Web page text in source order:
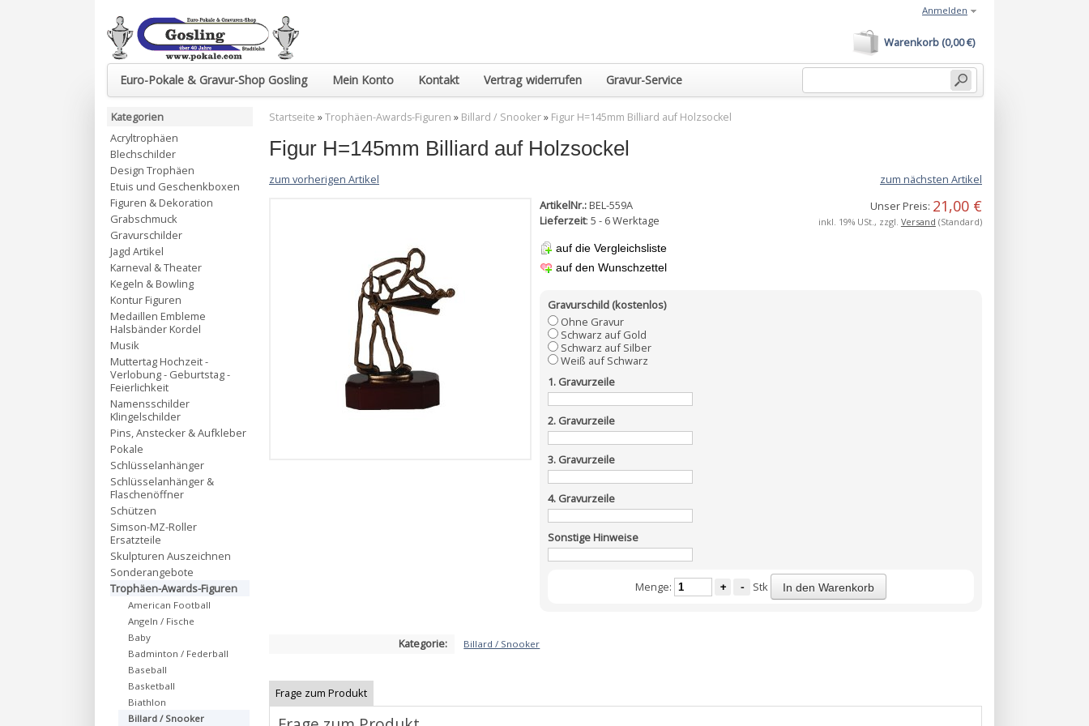
Euro-Pokale & Gravur-Shop Gosling Mein Konto Kontakt Vertrag widerrufen Gravur-Service
Warenkorb (0,00 €)
Anmelden
Startseite »Trophäen-Awards-Figuren » Billard / Snooker» Figur H=145mm Billiard auf Holzsockel
Figur H=145mm Billiard auf Holzsockel
zum vorherigen Artikel
zum nächsten Artikel
ArtikelNr.: BEL-559A
Lieferzeit: 5 - 6 Werktage
auf die Vergleichsliste
auf den Wunschzettel
Unser Preis: 21,00 €
inkl. 19% USt., zzgl. Versand (Standard)
Gravurschild (kostenlos)
Ohne Gravur
Schwarz auf Gold
Schwarz auf Silber
Weiß auf Schwarz
1. Gravurzeile
2. Gravurzeile
3. Gravurzeile
4. Gravurzeile
Sonstige Hinweise
Menge: + - Stk In den Warenkorb
Kategorie: Billard / Snooker
Frage zum Produkt
Kategorien
Acryltrophäen
Blechschilder
Design Trophäen
Etuis und Geschenkboxen
Figuren & Dekoration
Grabschmuck
Gravurschilder
Jagd Artikel
Karneval & Theater
Kegeln & Bowling
Kontur Figuren
Medaillen Embleme
Halsbänder Kordel
Musik
Muttertag Hochzeit -
Verlobung - Geburtstag -
Feierlichkeit
Namensschilder
Klingelschilder
Pins, Anstecker & Aufkleber
Pokale
Schlüsselanhänger
Schlüsselanhänger &
Flaschenöffner
Schützen
Simson-MZ-Roller
Ersatzteile
Skulpturen Auszeichnen
Sonderangebote
Trophäen-Awards-Figuren
American Football
Angeln / Fische
Baby
Badminton / Federball
Baseball
Basketball
Biathlon
Billard / Snooker